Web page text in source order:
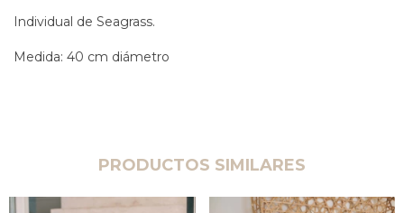
Individual de Seagrass.
Medida: 40 cm diámetro
PRODUCTOS SIMILARES